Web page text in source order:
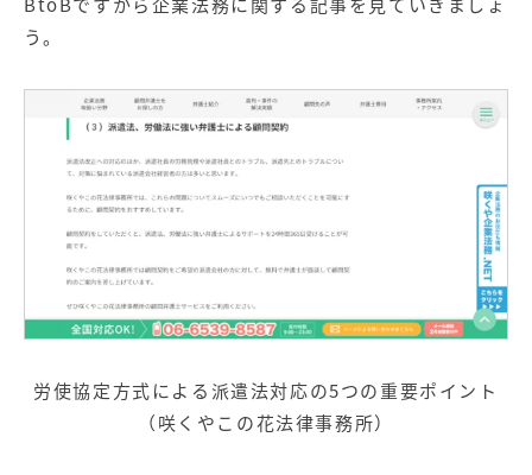
う。
労使協定方式による派遣法対応の5つの重要ポイント
（咲くやこの花法律事務所）